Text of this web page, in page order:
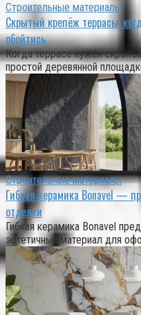
Строительные материалы
Скрытый крепёж террасы:
обойтись
Когда террасе нужен
простой деревянной
Строительные материалы
Гибкая керамика Bonavel —
отделки
Гибкая керамика Bonavel
эстетичный материал для